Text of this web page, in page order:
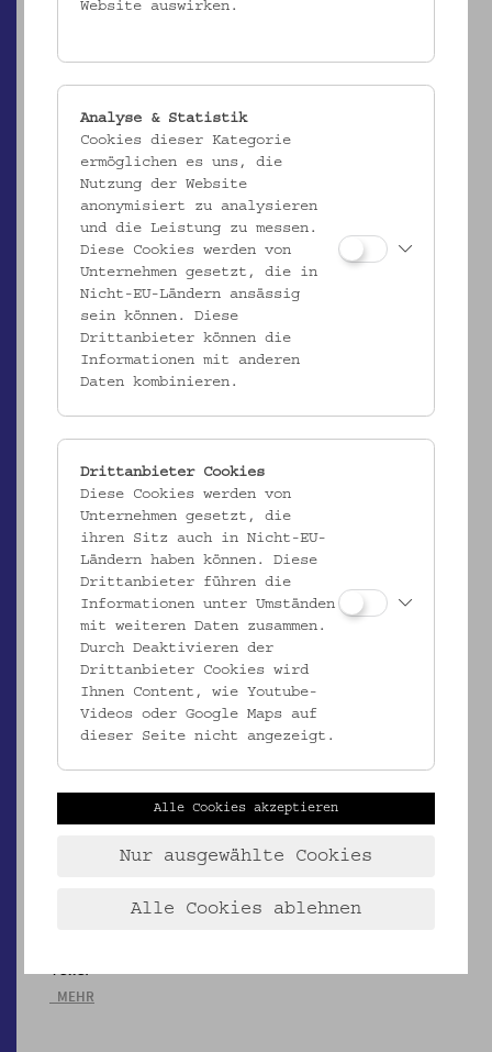
ÖMV/27.908
Teller
_MEHR
Teller
_MEHR
Teller
_MEHR
Website auswirken.
Analyse & Statistik
Cookies dieser Kategorie
ermöglichen es uns, die
Nutzung der Website
anonymisiert zu analysieren
und die Leistung zu messen.
Diese Cookies werden von
Unternehmen gesetzt, die in
Nicht-EU-Ländern ansässig
sein können. Diese
Drittanbieter können die
Informationen mit anderen
Daten kombinieren.
Drittanbieter Cookies
Diese Cookies werden von
Unternehmen gesetzt, die
ihren Sitz auch in Nicht-EU-
Ländern haben können. Diese
Drittanbieter führen die
Informationen unter Umständen
mit weiteren Daten zusammen.
Durch Deaktivieren der
Drittanbieter Cookies wird
Ihnen Content, wie Youtube-
Videos oder Google Maps auf
dieser Seite nicht angezeigt.
Alle Cookies akzeptieren
Nur ausgewählte Cookies
Alle Cookies ablehnen